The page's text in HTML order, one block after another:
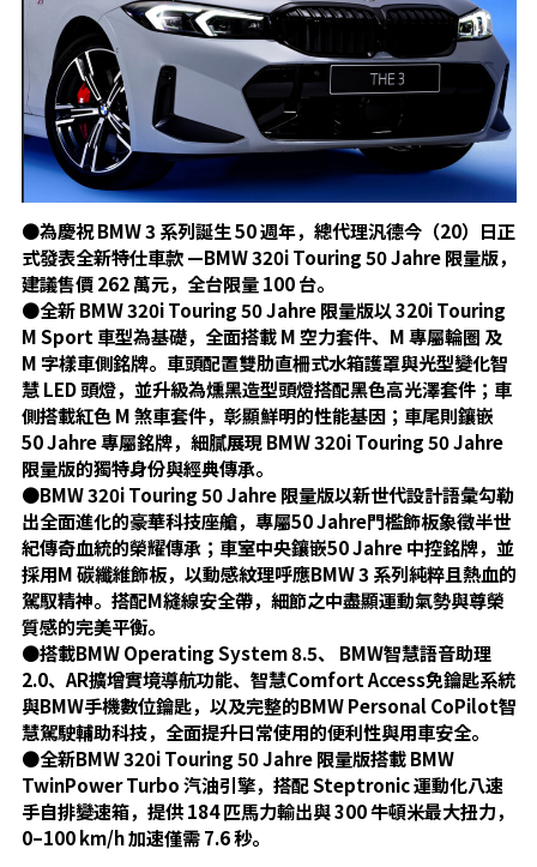
●為慶祝 BMW 3 系列誕生 50 週年，總代理汎德今（20）日正
式發表全新特仕車款 —BMW 320i Touring 50 Jahre 限量版，
建議售價 262 萬元，全台限量 100 台。
●全新 BMW 320i Touring 50 Jahre 限量版以 320i Touring
M Sport 車型為基礎，全面搭載 M 空力套件、M 專屬輪圈 及
M 字樣車側銘牌。車頭配置雙肋直柵式水箱護罩與光型變化智
慧 LED 頭燈，並升級為燻黑造型頭燈搭配黑色高光澤套件；車
側搭載紅色 M 煞車套件，彰顯鮮明的性能基因；車尾則鑲嵌
50 Jahre 專屬銘牌，細膩展現 BMW 320i Touring 50 Jahre
限量版的獨特身份與經典傳承。
●BMW 320i Touring 50 Jahre 限量版以新世代設計語彙勾勒
出全面進化的豪華科技座艙，專屬50 Jahre門檻飾板象徵半世
紀傳奇血統的榮耀傳承；車室中央鑲嵌50 Jahre 中控銘牌，並
採用M 碳纖維飾板，以動感紋理呼應BMW 3 系列純粹且熱血的
駕馭精神。搭配M縫線安全帶，細節之中盡顯運動氣勢與尊榮
質感的完美平衡。
●搭載BMW Operating System 8.5、 BMW智慧語音助理
2.0、AR擴增實境導航功能、智慧Comfort Access免鑰匙系統
與BMW手機數位鑰匙，以及完整的BMW Personal CoPilot智
慧駕駛輔助科技，全面提升日常使用的便利性與用車安全。
●全新BMW 320i Touring 50 Jahre 限量版搭載 BMW
TwinPower Turbo 汽油引擎，搭配 Steptronic 運動化八速
手自排變速箱，提供 184 匹馬力輸出與 300 牛頓米最大扭力，
0–100 km/h 加速僅需 7.6 秒。